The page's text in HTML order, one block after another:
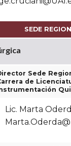
SEDE
Sede
de
Lic. Marta